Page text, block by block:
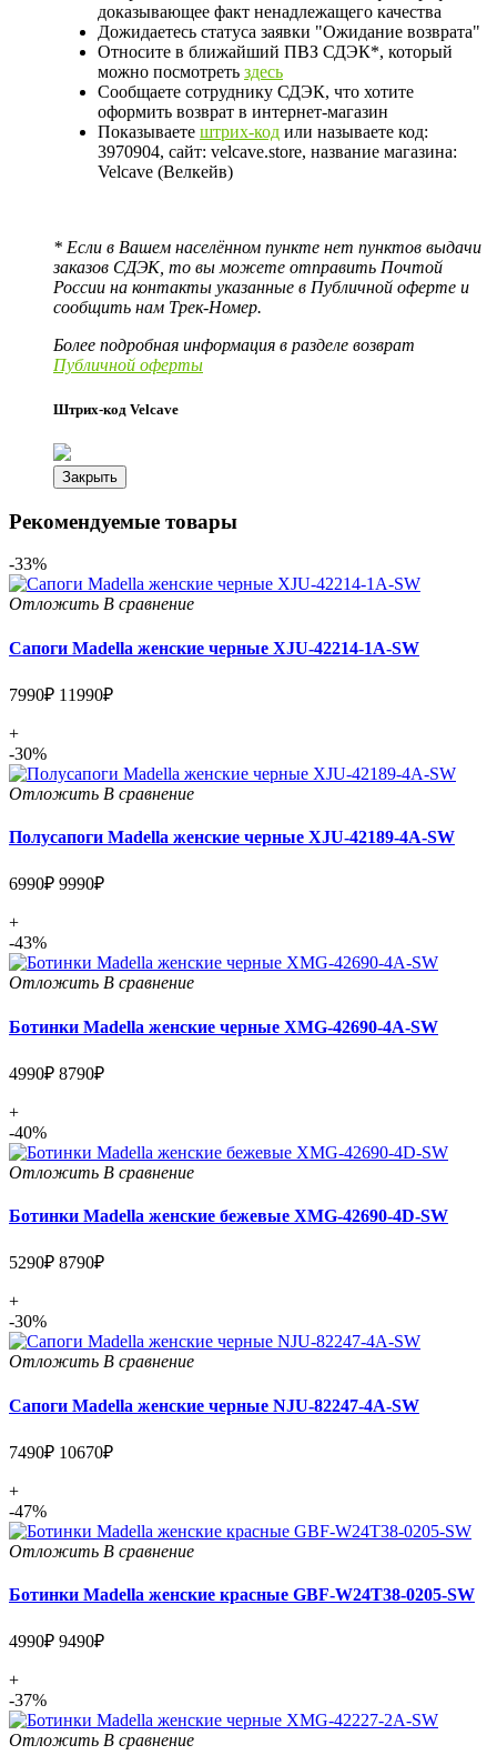
доказывающее факт ненадлежащего качества
Дожидаетесь статуса заявки "Ожидание возврата"
Относите в ближайший ПВЗ СДЭК*, который
можно посмотреть здесь
Сообщаете сотруднику СДЭК, что хотите
оформить возврат в интернет-магазин
Показываете штрих-код или называете код:
3970904, сайт: velcave.store, название магазина:
Velcave (Велкейв)
* Если в Вашем населённом пункте нет пунктов выдачи
заказов СДЭК, то вы можете отправить Почтой
России на контакты указанные в Публичной оферте и
сообщить нам Трек-Номер.
Более подробная информация в разделе возврат
Публичной оферты
Штрих-код Velcave
Закрыть
Рекомендуемые товары
-33%
Отложить В сравнение
Сапоги Madella женские черные XJU-42214-1A-SW
7990₽ 11990₽
+
-30%
Отложить В сравнение
Полусапоги Madella женские черные XJU-42189-4A-SW
6990₽ 9990₽
+
-43%
Отложить В сравнение
Ботинки Madella женские черные XMG-42690-4A-SW
4990₽ 8790₽
+
-40%
Отложить В сравнение
Ботинки Madella женские бежевые XMG-42690-4D-SW
5290₽ 8790₽
+
-30%
Отложить В сравнение
Сапоги Madella женские черные NJU-82247-4A-SW
7490₽ 10670₽
+
-47%
Отложить В сравнение
Ботинки Madella женские красные GBF-W24T38-0205-SW
4990₽ 9490₽
+
-37%
Отложить В сравнение